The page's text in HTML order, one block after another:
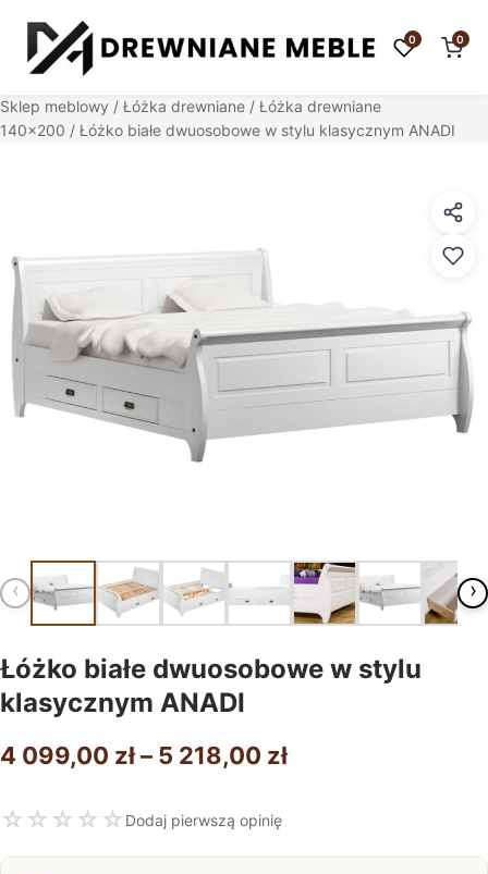
0 0
Sklep meblowy / Łóżka drewniane / Łóżka drewniane
140x200 / Łóżko białe dwuosobowe w stylu klasycznym ANADI
‹ ›
Łóżko białe dwuosobowe w stylu
klasycznym ANADI
4 099,00 zł– 5 218,00 złZakres
☆ ☆ ☆ ☆ ☆ Dodaj pierwszą opinię